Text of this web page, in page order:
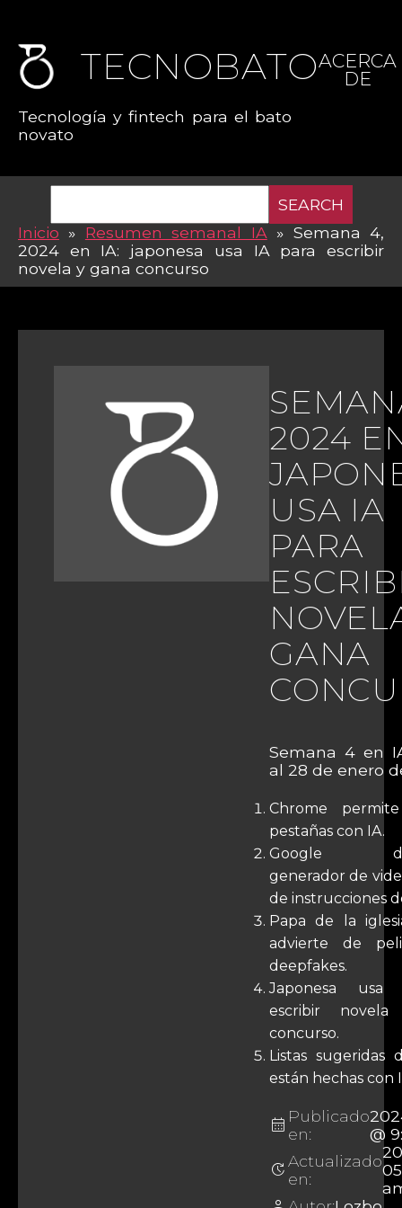
TECNOBATO
Tecnología y fintech para el bato
novato
ACERCA
DE
SEARCH
Inicio » Resumen semanal IA » Semana 4,
2024 en IA: japonesa usa IA para escribir
novela y gana concurso
2024
USA IA
PARA
GANA
Semana 4 en
al 28 de enero
Chrome
pestañas con IA.
Google
generador de
de instrucciones
Papa de la
advierte de
deepfakes.
Japonesa
escribir
concurso.
Listas sugeridas
están hechas con
calendar_month Publicado
en:
@
updateActualizado
en: